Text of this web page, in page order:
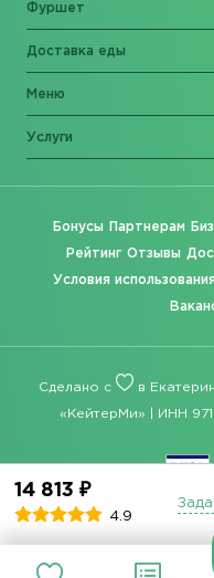
14 813 ₽
4.9
Фуршет
Доставка еды
Меню
Услуги
Бонусы Партнерам
Рейтинг Отзывы
Условия использования
Сделано с в
«КейтерМи» | ИНН